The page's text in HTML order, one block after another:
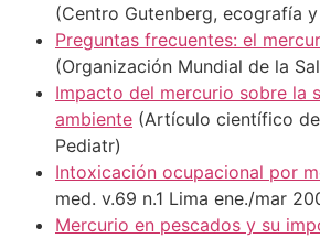
(Centro Gutenberg, ecografía
Preguntas frecuentes: el
(Organización Mundial de la
Impacto del mercurio sobre la
ambiente (Artículo científico
Pediatr)
Intoxicación ocupacional por
med. v.69 n.1 Lima ene./mar
Mercurio en pescados y su